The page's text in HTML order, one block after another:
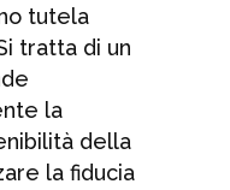
tutela
tratta di un
la
della
la fiducia